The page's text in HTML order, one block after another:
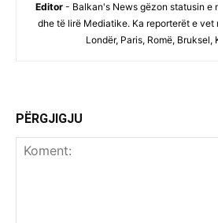
Editor - Balkan's News gëzon statusin e
dhe të lirë Mediatike. Ka reporterët e vet
Londër, Paris, Romë, Bruksel,
PËRGJIGJU